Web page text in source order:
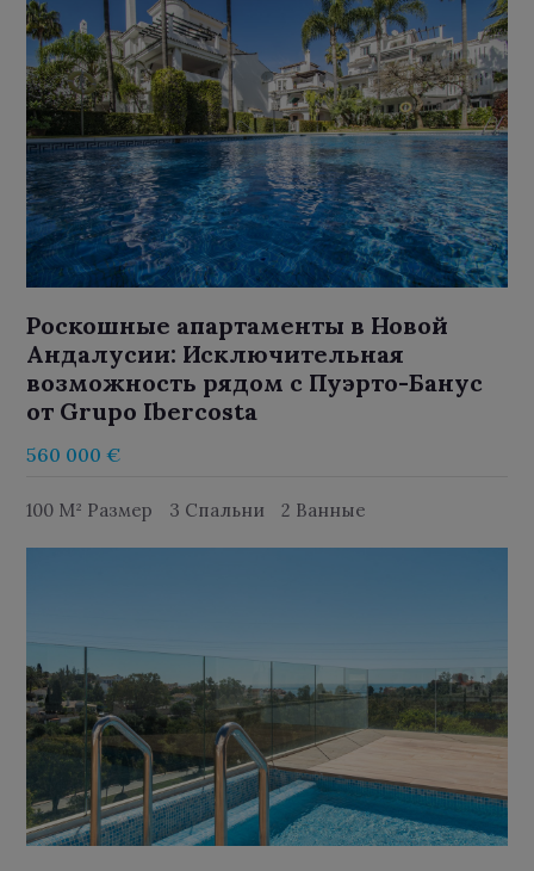
Роскошные апартаменты в Новой
Андалусии: Исключительная
возможность рядом с Пуэрто-Банус
от Grupo Ibercosta
560 000 €
100 M² Размер 3 Спальни 2 Ванные